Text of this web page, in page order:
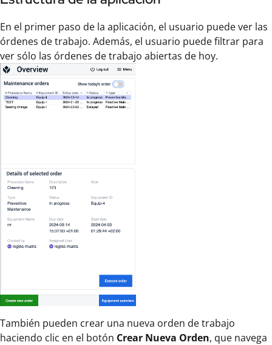
En el primer paso de la aplicación, el usuario puede ver las
órdenes de trabajo. Además, el usuario puede filtrar para
ver sólo las órdenes de trabajo abiertas de hoy.
También pueden crear una nueva orden de trabajo
haciendo clic en el botón Crear Nueva Orden, que navega